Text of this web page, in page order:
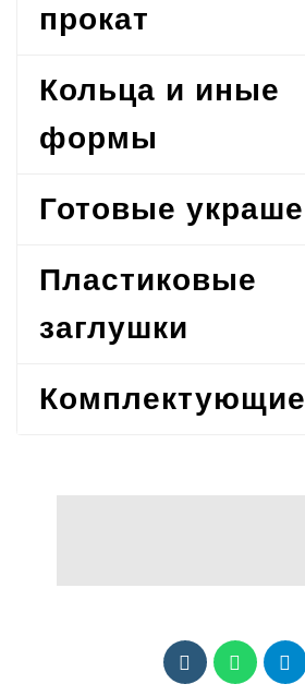
прокат
Кольца и иные
формы
Готовые
Пластиковые
заглушки
Комплектующие